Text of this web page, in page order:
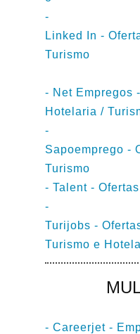
-
Linked In -
Turismo
- Net Empregos
Hotelaria /
-
Sapoemprego -
Turismo
- Talent -
-
Turijobs -
Turismo e
- Careerjet -